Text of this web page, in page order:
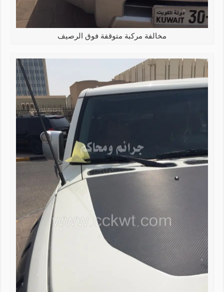
مخالفة مركبة متوقفة فوق الرصيف